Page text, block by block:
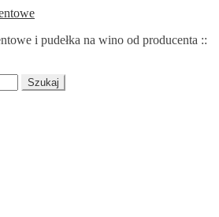
i pudełka na wino od producenta ::
Szukaj